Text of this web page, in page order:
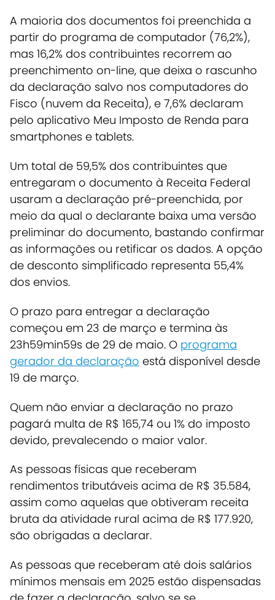
A maioria dos documentos foi preenchida a
partir do programa de computador (76,2%),
mas 16,2% dos contribuintes recorrem ao
preenchimento on-line, que deixa o rascunho
da declaração salvo nos computadores do
Fisco (nuvem da Receita), e 7,6% declaram
pelo aplicativo Meu Imposto de Renda para
smartphones e tablets.
Um total de 59,5% dos contribuintes que
entregaram o documento à Receita Federal
usaram a declaração pré-preenchida, por
meio da qual o declarante baixa uma versão
preliminar do documento, bastando confirmar
as informações ou retificar os dados. A opção
de desconto simplificado representa 55,4%
dos envios.
O prazo para entregar a declaração
começou em 23 de março e termina às
23h59min59s de 29 de maio. O programa
gerador da declaração está disponível desde
19 de março.
Quem não enviar a declaração no prazo
pagará multa de R$ 165,74 ou 1% do imposto
devido, prevalecendo o maior valor.
As pessoas físicas que receberam
rendimentos tributáveis acima de R$ 35.584,
assim como aquelas que obtiveram receita
bruta da atividade rural acima de R$ 177.920,
são obrigadas a declarar.
As pessoas que receberam até dois salários
mínimos mensais em 2025 estão dispensadas